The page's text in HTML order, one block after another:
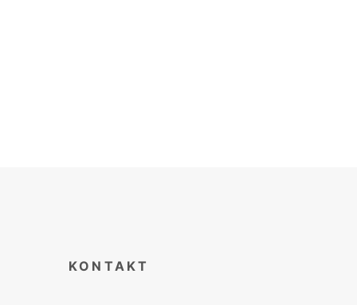
KONTAKT